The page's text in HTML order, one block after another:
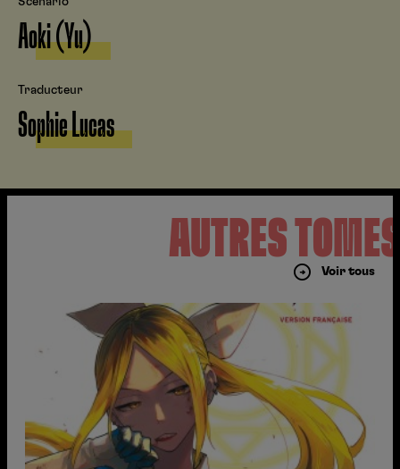
Aoki (Yu)
Traducteur
Sophie Lucas
AUTRES
Voir tous